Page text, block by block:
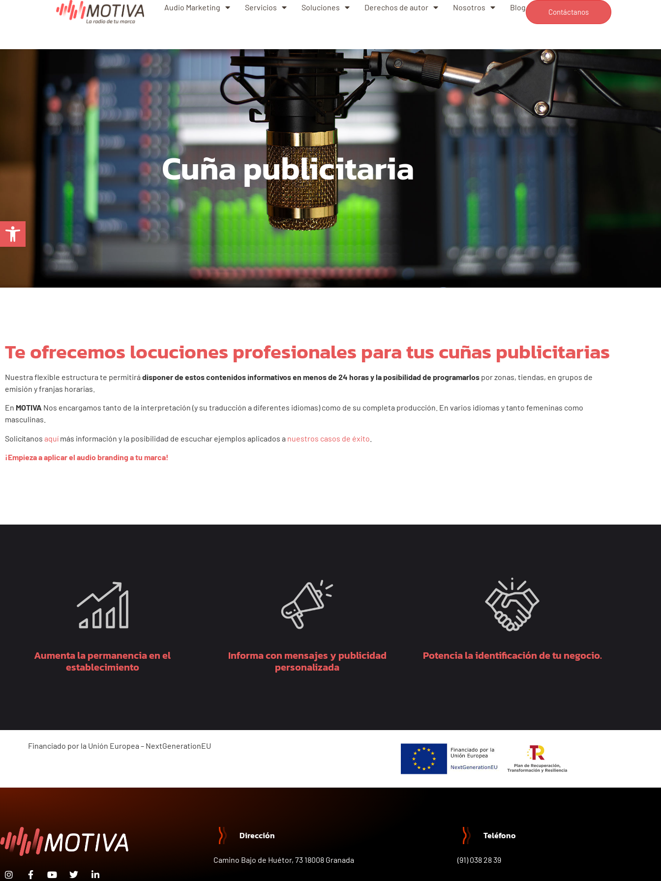
Abrir barra de herramientas
Audio Marketing Servicios Soluciones Derechos de autor Nosotros Blog Contáctanos
Cuña publicitaria
Te ofrecemos locuciones profesionales para tus cuñas publicitarias
Nuestra flexible estructura te permitirá disponer de estos contenidos informativos en menos de 24 horas y la posibilidad de programarlos por zonas, tiendas, en grupos de
emisión y franjas horarias.
En MOTIVA Nos encargamos tanto de la interpretación (y su traducción a diferentes idiomas) como de su completa producción. En varios idiomas y tanto femeninas como
masculinas.
Solicítanos aquí más información y la posibilidad de escuchar ejemplos aplicados a nuestros casos de éxito
¡Empieza a aplicar el audio branding a tu marca!
Aumenta la permanencia en el
establecimiento
Informa con mensajes y publicidad
personalizada
Potencia la identificación de tu negocio.
Financiado por la Unión Europea – NextGenerationEU
Dirección
Camino Bajo de Huétor, 73 18008 Granada
Teléfono
(91) 038 28 39